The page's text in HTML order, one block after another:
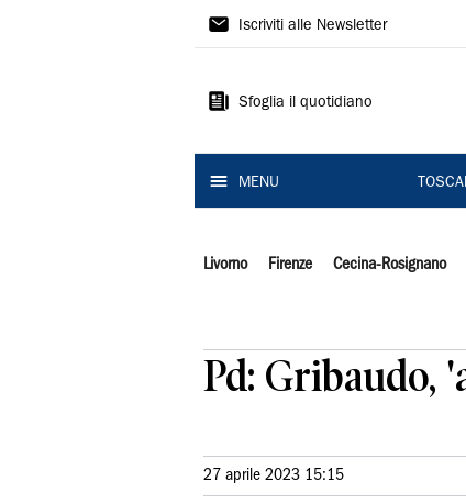
Il
Iscriviti alle Newsletter
Sfoglia il quotidiano
MENU
Livorno Firenze Cecina-Rosignano
Pd: Gribaudo,
27 aprile 2023 15:15